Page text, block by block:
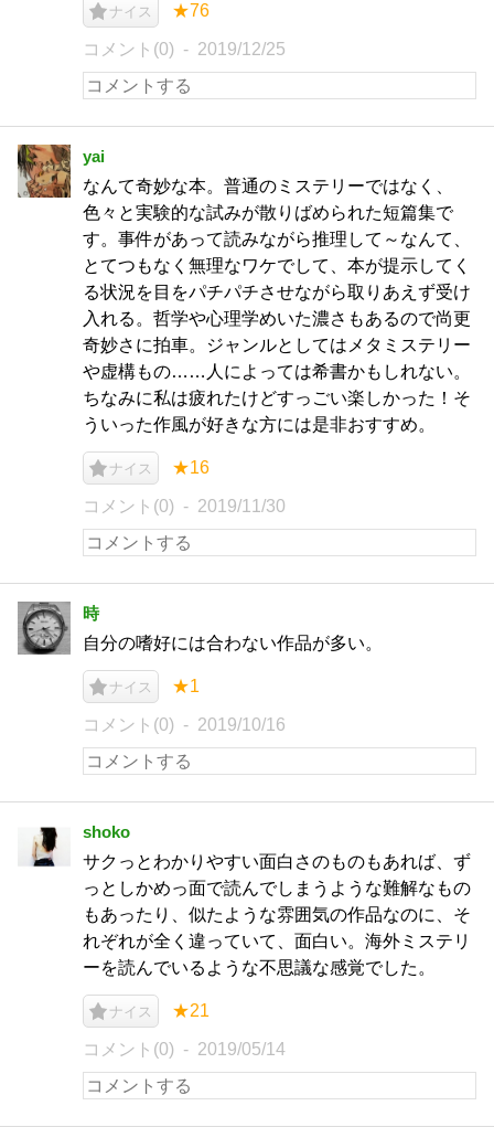
ナイス ★76
コメント(0) 2019/12/25
yai
なんて奇妙な本。普通のミステリーではなく、
色々と実験的な試みが散りばめられた短篇集で
す。事件があって読みながら推理して～なんて、
とてつもなく無理なワケでして、本が提示してく
る状況を目をパチパチさせながら取りあえず受け
入れる。哲学や心理学めいた濃さもあるので尚更
奇妙さに拍車。ジャンルとしてはメタミステリー
や虚構もの……人によっては希書かもしれない。
ちなみに私は疲れたけどすっごい楽しかった！そ
ういった作風が好きな方には是非おすすめ。
ナイス ★16
コメント(0) 2019/11/30
時
自分の嗜好には合わない作品が多い。
ナイス ★1
コメント(0) 2019/10/16
shoko
サクっとわかりやすい面白さのものもあれば、ず
っとしかめっ面で読んでしまうような難解なもの
もあったり、似たような雰囲気の作品なのに、そ
れぞれが全く違っていて、面白い。海外ミステリ
ーを読んでいるような不思議な感覚でした。
ナイス ★21
コメント(0) 2019/05/14